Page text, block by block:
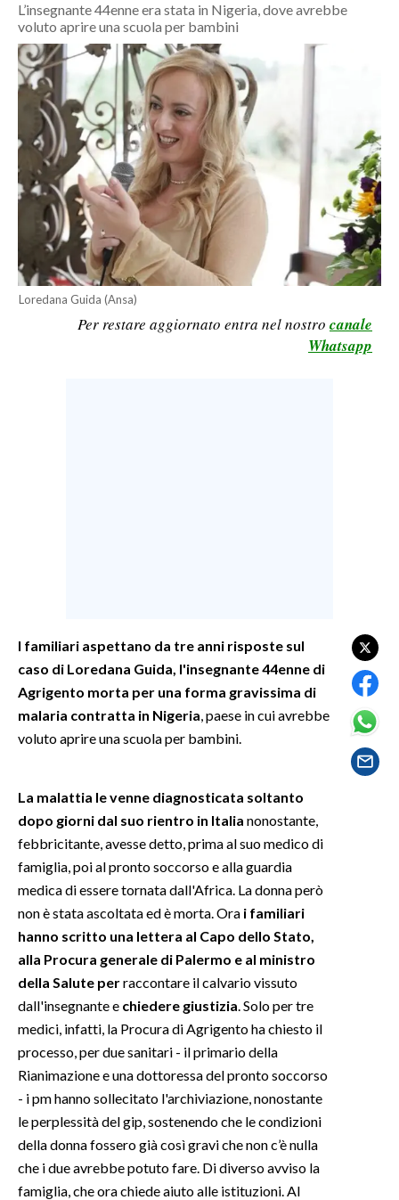
AGENDA
CRONACA
ITALIA
MONDO
POLITICA
ECONOMIA
SERVIZI ALLE IMPRESE
LAVORO
BANDI
GOSSIP
SARDI NEL MONDO
EVENTI
3 MINUTI CON
INSULARITÀ
INFO AZIENDE
ABBONATI
NECROLOGI
PUBBLICITÀ
L’insegnante 44enne era stata in Nigeria, dove avrebbe
voluto aprire una scuola per bambini
Loredana Guida (Ansa)
Per restare aggiornato entra nel nostro canale
Whatsapp
I familiari aspettano da tre anni risposte sul
caso di Loredana Guida, l'insegnante 44enne di
Agrigento morta per una forma gravissima di
malaria contratta in Nigeria , paese in cui avrebbe
voluto aprire una scuola per bambini.
La malattia le venne diagnosticata soltanto
dopo giorni dal suo rientro in Italia nonostante,
febbricitante, avesse detto, prima al suo medico di
famiglia, poi al pronto soccorso e alla guardia
medica di essere tornata dall'Africa. La donna però
non è stata ascoltata ed è morta. Ora i familiari
hanno scritto una lettera al Capo dello Stato,
alla Procura generale di Palermo e al ministro
della Salute perraccontare il calvario vissuto
dall'insegnante e chiedere giustizia . Solo per tre
medici, infatti, la Procura di Agrigento ha chiesto il
processo, per due sanitari - il primario della
Rianimazione e una dottoressa del pronto soccorso
- i pm hanno sollecitato l'archiviazione, nonostante
le perplessità del gip, sostenendo che le condizioni
della donna fossero già così gravi che non c’è nulla
che i due avrebbe potuto fare. Di diverso avviso la
famiglia, che ora chiede aiuto alle istituzioni. Al